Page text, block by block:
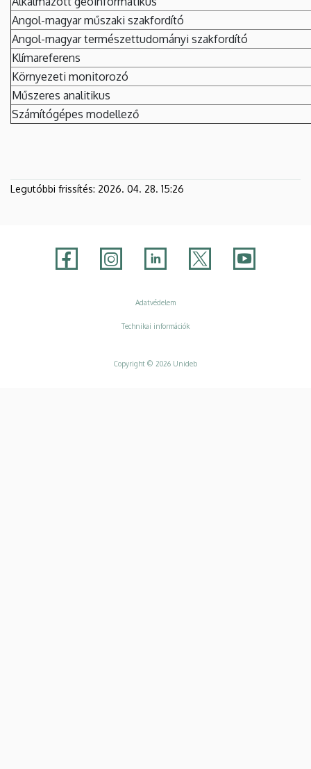
Angol-magyar műszaki szakfordító
Angol-magyar természettudományi szakfordító
Klímareferens
Környezeti monitorozó
Műszeres analitikus
Számítógépes modellező
Legutóbbi frissítés: 2026. 04. 28. 15:26
Adatvédelem
Technikai információk
Copyright © 2026 Unideb